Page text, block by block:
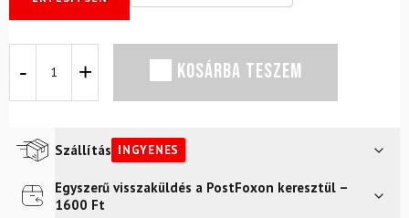
ROSSIGNOL
mennyiség
KOSÁRBA TESZEM
Szállítás INGYENES
Futár a címreIngyenes
Egyszerű visszaküldés a PostFoxon keresztül –
1600 Ft